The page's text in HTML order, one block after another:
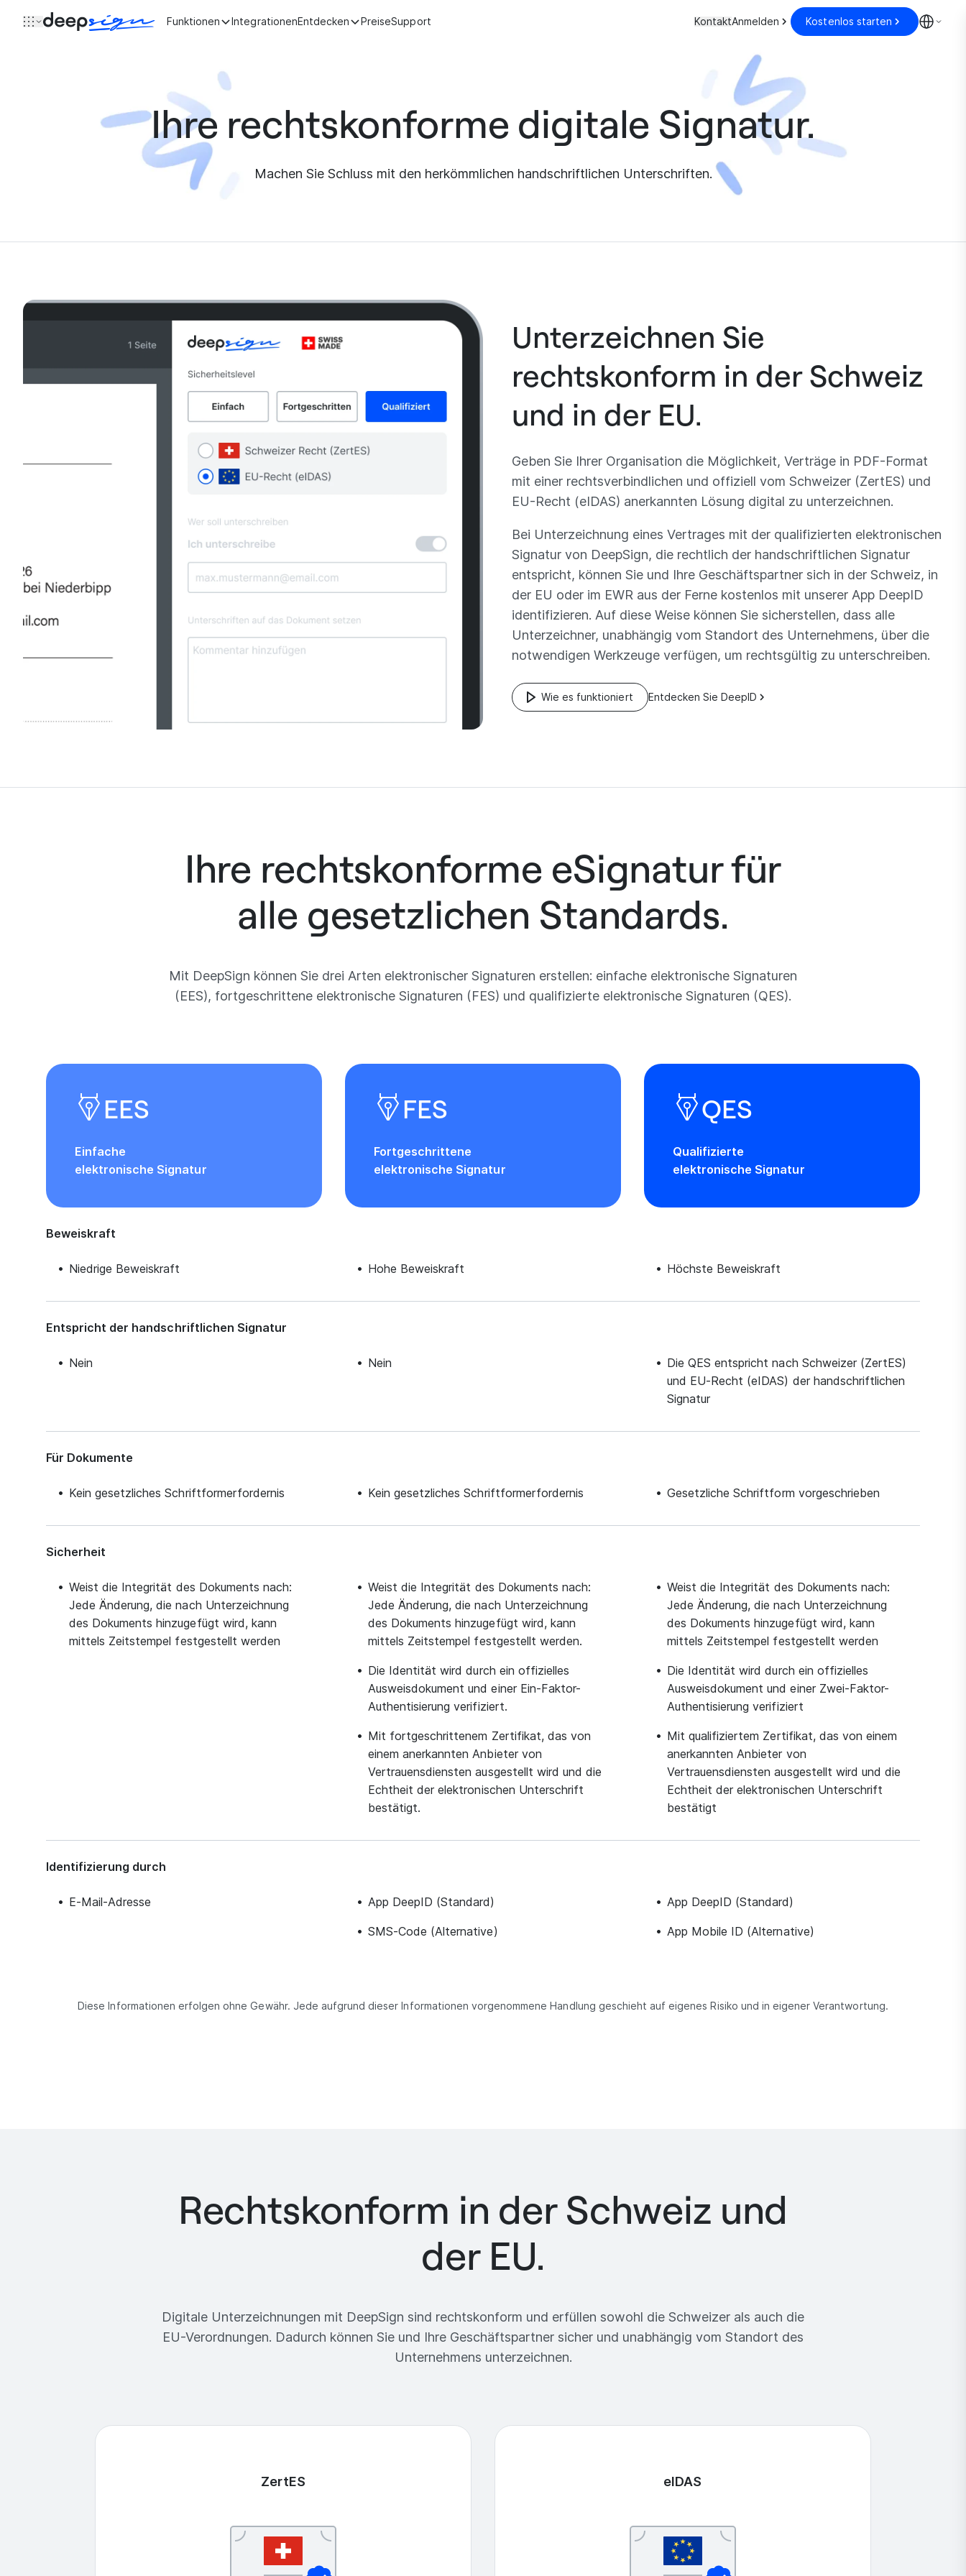
Funktionen IntegrationenEntdecken PreiseSupport KontaktAnmelden Kostenlos starten
Ihre rechtskonforme digitale Signatur.
Machen Sie Schluss mit den herkömmlichen handschriftlichen Unterschriften.
Unterzeichnen Sie
rechtskonform in der Schweiz
und in der EU.
Geben Sie Ihrer Organisation die Möglichkeit, Verträge in PDF-Format
mit einer rechtsverbindlichen und offiziell vom Schweizer (ZertES) und
EU-Recht (eIDAS) anerkannten Lösung digital zu unterzeichnen.
Bei Unterzeichnung eines Vertrages mit der qualifizierten elektronischen
Signatur von DeepSign, die rechtlich der handschriftlichen Signatur
entspricht, können Sie und Ihre Geschäftspartner sich in der Schweiz, in
der EU oder im EWR aus der Ferne kostenlos mit unserer App DeepID
identifizieren. Auf diese Weise können Sie sicherstellen, dass alle
Unterzeichner, unabhängig vom Standort des Unternehmens, über die
notwendigen Werkzeuge verfügen, um rechtsgültig zu unterschreiben.
Wie es funktioniert Entdecken Sie DeepID
Ihre rechtskonforme eSignatur für
alle gesetzlichen Standards.
Mit DeepSign können Sie drei Arten elektronischer Signaturen erstellen: einfache elektronische Signaturen
(EES), fortgeschrittene elektronische Signaturen (FES) und qualifizierte elektronische Signaturen (QES).
EES
Einfache
elektronische Signatur
FES
Fortgeschrittene
elektronische Signatur
QES
Qualifizierte
elektronische Signatur
Beweiskraft
Niedrige Beweiskraft Hohe Beweiskraft Höchste Beweiskraft
Entspricht der handschriftlichen Signatur
Nein Nein
Die QES entspricht nach Schweizer (ZertES)
und EU-Recht (eIDAS) der handschriftlichen
Signatur
Für Dokumente
Kein gesetzliches Schriftformerfordernis Kein gesetzliches Schriftformerfordernis Gesetzliche Schriftform vorgeschrieben
Sicherheit
Weist die Integrität des Dokuments nach:
Jede Änderung, die nach Unterzeichnung
des Dokuments hinzugefügt wird, kann
mittels Zeitstempel festgestellt werden
Weist die Integrität des Dokuments nach:
Jede Änderung, die nach Unterzeichnung
des Dokuments hinzugefügt wird, kann
mittels Zeitstempel festgestellt werden.
Die Identität wird durch ein offizielles
Ausweisdokument und einer Ein-Faktor-
Authentisierung verifiziert.
Mit fortgeschrittenem Zertifikat, das von
einem anerkannten Anbieter von
Vertrauensdiensten ausgestellt wird und die
Echtheit der elektronischen Unterschrift
bestätigt.
Weist die Integrität des Dokuments nach:
Jede Änderung, die nach Unterzeichnung
des Dokuments hinzugefügt wird, kann
mittels Zeitstempel festgestellt werden
Die Identität wird durch ein offizielles
Ausweisdokument und einer Zwei-Faktor-
Authentisierung verifiziert
Mit qualifiziertem Zertifikat, das von einem
anerkannten Anbieter von
Vertrauensdiensten ausgestellt wird und die
Echtheit der elektronischen Unterschrift
bestätigt
Identifizierung durch
E-Mail-Adresse App DeepID (Standard)
SMS-Code (Alternative)
App DeepID (Standard)
App Mobile ID (Alternative)
Diese Informationen erfolgen ohne Gewähr. Jede aufgrund dieser Informationen vorgenommene Handlung geschieht auf eigenes Risiko und in eigener Verantwortung.
Rechtskonform in der Schweiz und
der EU.
Digitale Unterzeichnungen mit DeepSign sind rechtskonform und erfüllen sowohl die Schweizer als auch die
EU-Verordnungen. Dadurch können Sie und Ihre Geschäftspartner sicher und unabhängig vom Standort des
Unternehmens unterzeichnen.
ZertES eIDAS